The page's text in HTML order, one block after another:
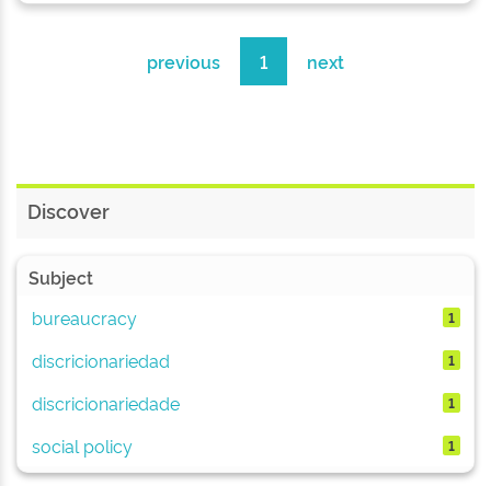
previous 1 next
Discover
Subject
bureaucracy
1
discricionariedad 1
discricionariedade 1
social policy 1